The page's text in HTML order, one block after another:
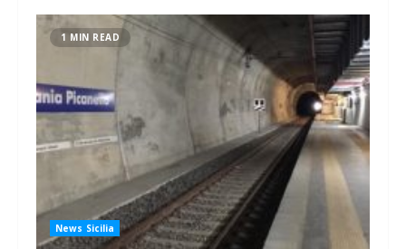
1 MIN READ
News Sicilia